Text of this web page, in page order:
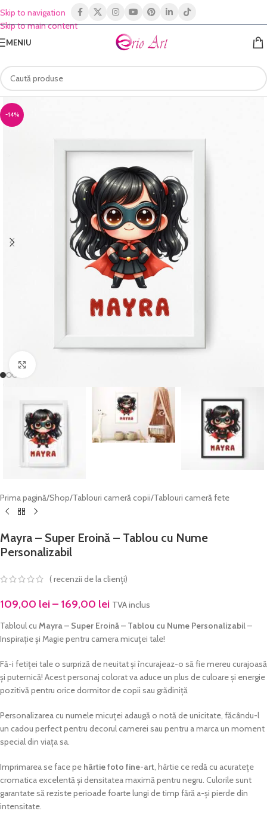
Skip to navigation
Skip to main content
MENIU
-14%
Prima pagină/Shop/Tablouri cameră copii/Tablouri cameră fete
Mayra – Super Eroină – Tablou cu Nume
Personalizabil
(recenzii de la clienți)
109,00 lei – 169,00 lei TVA inclus
Tabloul cu Mayra – Super Eroină – Tablou cu Nume Personalizabil –
Inspirație și Magie pentru camera micuței tale!
Fă-i fetiței tale o surpriză de neuitat și încurajeaz-o să fie mereu curajoasă
și puternică! Acest personaj colorat va aduce un plus de culoare și energie
pozitivă pentru orice dormitor de copii sau grădiniță
Personalizarea cu numele micuței adaugă o notă de unicitate, făcându-l
un cadou perfect pentru decorul camerei sau pentru a marca un moment
special din viața sa.
Imprimarea se face pe hârtie foto fine-art , hârtie ce redă cu acuratețe
cromatica excelentă și densitatea maximă pentru negru. Culorile sunt
garantate să reziste perioade foarte lungi de timp fără a-și pierde din
intensitate.